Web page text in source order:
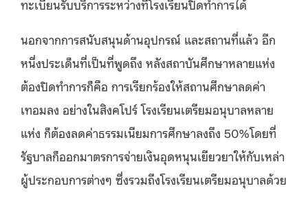
ทะเบียนรับบริการระหว่างที่โรงเรียนปิดทำการได้
นอกจากการสนับสนุนด้านอุปกรณ์ และสถานที่แล้ว อีก
หนึ่งประเด็นที่เป็นที่พูดถึง หลังสถาบันศึกษาหลายแห่ง
ต้องปิดทำการก็คือ การเรียกร้องให้สถานศึกษาลดค่า
เทอมลง อย่างในสิงคโปร์ โรงเรียนเตรียมอนุบาลหลาย
แห่ง ก็ต้องลดค่าธรรมเนียมการศึกษาลงถึง 50%โดยที่
รัฐบาลก็ออกมาตรการจ่ายเงินอุดหนุนเยียวยาให้กับเหล่า
ผู้ประกอบการต่างๆ ซึ่งรวมถึงโรงเรียนเตรียมอนุบาลด้วย